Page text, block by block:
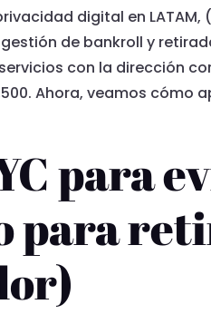
digital en
de bankroll y
con la dirección
Ahora, veamos cómo
para
para